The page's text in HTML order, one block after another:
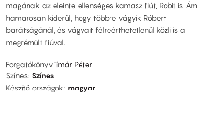
magának az eleinte ellenséges kamasz fiút, Robit is. Ám
hamarosan kiderül, hogy többre vágyik Róbert
barátságánál, és vágyait félreérthetetlenül közli is a
megrémült fiúval.
ForgatókönyvTímár Péter
Színes Színes
Készítő országok
magyar